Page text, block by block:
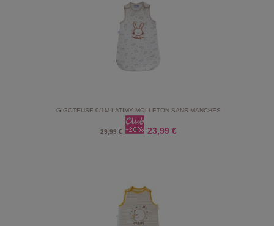
GIGOTEUSE 0/1M LATIMY MOLLETON SANS MANCHES
29,99 € 23,99 €